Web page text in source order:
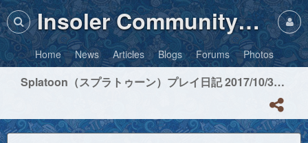
Insoler Community・Photos
Home News Articles Blogs Forums Photos
Splatoon（スプラトゥーン）プレイ日記 2017/10/30「マッスー先輩のアドバイス、ステージごとにおすすめの武器2」